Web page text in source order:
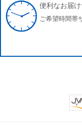
便利なお届
ご希望時間帯